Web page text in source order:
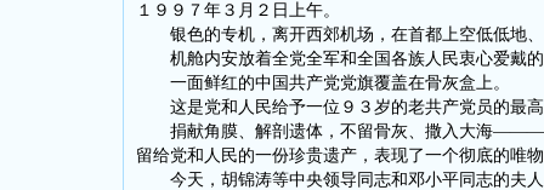
１９９７年３月２日上午。
银色的专机，离开西郊机场，在首都上空低低地
机舱内安放着全党全军和全国各族人民衷心爱戴的
一面鲜红的中国共产党党旗覆盖在骨灰盒上。
这是党和人民给予一位９３岁的老共产党员的最
捐献角膜、解剖遗体，不留骨灰、撒入大海———
留给党和人民的一份珍贵遗产，表现了一个彻底的唯
今天，胡锦涛等中央领导同志和邓小平同志的夫人